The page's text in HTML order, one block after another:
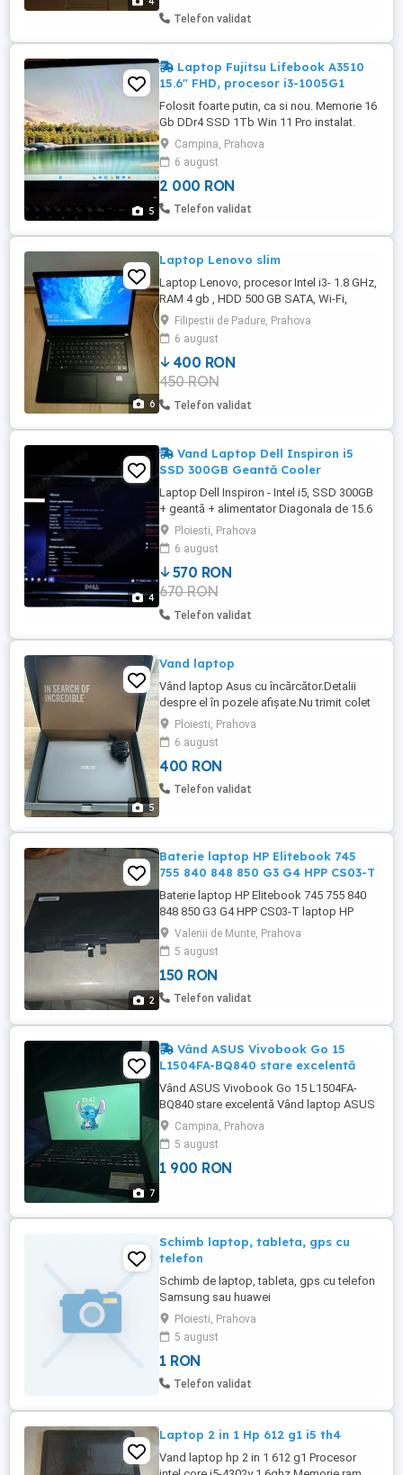
Telefon validat
5
Laptop Fujitsu Lifebook A3510
15.6" FHD, procesor i3-1005G1
Folosit foarte putin, ca si nou. Memorie 16
Gb DDr4 SSD 1Tb Win 11 Pro instalat.
Office 2021 instalat. Antivirus BitDefender
instalat. Utilitar sistem instalat.
Campina, Prahova
6 august
2 000 RON
Telefon validat
6
Laptop Lenovo slim
Laptop Lenovo, procesor Intel i3- 1.8 GHz,
RAM 4 gb , HDD 500 GB SATA, Wi-Fi,
camera web, Windows 10 Pro, display 14
inch, în perfecta stare de funcționare,
baterie buna, vine însoțita de încărcător
original.
Filipestii de Padure, Prahova
6 august
400 RON
450 RON
Telefon validat
4
Vand Laptop Dell Inspiron i5
SSD 300GB Geantă Cooler
Laptop Dell Inspiron - Intel i5, SSD 300GB
+ geantă + alimentator Diagonala de 15.6
inci (aproximativ 39.6 cm). Placă video
integrată: Intel HD Graphics 3000
(integrată în procesorul Intel i5-2430M).
Aceasta folosește memoria RAM a
sistemului și este potrivită pentru sarcini
de bază, cum ar fi navigarea ...
Ploiesti, Prahova
6 august
570 RON
670 RON
Telefon validat
5
Vand laptop
Vând laptop Asus cu încărcător.Detalii
despre el în pozele afișate.Nu trimit colet
,cei interesați să vină să-l vadă vb la
telefon.
Ploiesti, Prahova
6 august
400 RON
Telefon validat
2
Baterie laptop HP Elitebook 745
755 840 848 850 G3 G4 HPP CS03-T
Baterie laptop HP Elitebook 745 755 840
848 850 G3 G4 HPP CS03-T laptop HP
Elitebook 745 755 840 848 850 G3 G4 HPP
CS03-T Baterie laptop HP Elitebook 745
755 840 848 850 G3 G4 HPP COD:
Valenii de Munte, Prahova
5 august
150 RON
Telefon validat
7
Vând ASUS Vivobook Go 15
L1504FA-BQ840 stare excelentă
Vând ASUS Vivobook Go 15 L1504FA-
BQ840 stare excelentă Vând laptop ASUS
Vivobook Go 15, folosit cu grijă, în stare
foarte bună, fără probleme de
funcționare. Ideal pentru facultate, birou,
internet, filme și utilizare zilnică.
Ecran ...
Campina, Prahova
5 august
1 900 RON
Schimb laptop, tableta, gps cu
telefon
Schimb de laptop, tableta, gps cu telefon
Samsung sau huawei
Ploiesti, Prahova
5 august
1 RON
Telefon validat
Laptop 2 in 1 Hp 612 g1 i5 th4
Vand laptop hp 2 in 1 612 g1 Procesor